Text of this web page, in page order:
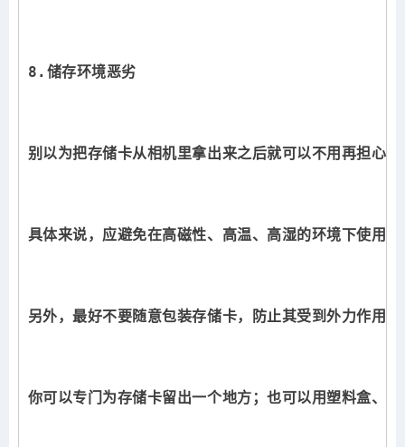
8.储存环境恶劣
别以为把存储卡从相机里拿出来之后就可以不用再担心
具体来说，应避免在高磁性、高温、高湿的环境下使用
另外，最好不要随意包装存储卡，防止其受到外力作用
你可以专门为存储卡留出一个地方；也可以用塑料盒、